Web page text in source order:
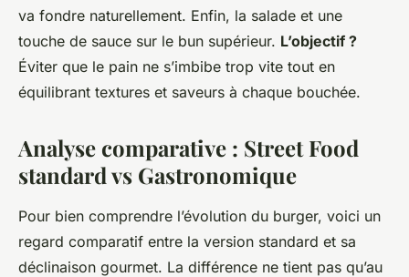
va fondre naturellement. Enfin, la salade et une
touche de sauce sur le bun supérieur. L’objectif ?
Éviter que le pain ne s’imbibe trop vite tout en
équilibrant textures et saveurs à chaque bouchée.
Analyse comparative : Street Food
standard vs Gastronomique
Pour bien comprendre l’évolution du burger, voici un
regard comparatif entre la version standard et sa
déclinaison gourmet. La différence ne tient pas qu’au